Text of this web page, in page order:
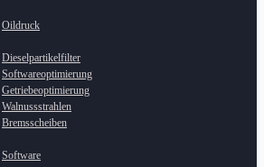
Oildruck
Dieselpartikelfilter
Softwareoptimierung
Getriebeoptimierung
Walnussstrahlen
Bremsscheiben
Software